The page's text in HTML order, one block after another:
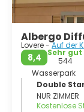
Albergo
Lovere -Auf der
8,4
Sehr gut
544
Wasserpark
Double
NUR ZIMMER
Kostenlose